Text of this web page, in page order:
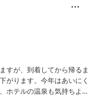
板焼きもお楽しみいただ
お言葉は何よりの励みで
申し上げます。
をお楽しみいただければ
すが、到着してから帰るま
がります。今年はあいにく
ホテルの温泉も気持ちよ